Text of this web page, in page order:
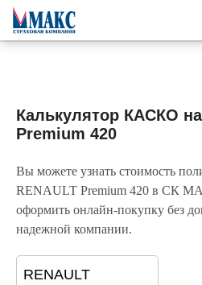
Калькулятор КАСКО на
Premium 420
Вы можете узнать стоимость
RENAULT Premium 420 в СК
оформить онлайн-покупку без
надежной компании.